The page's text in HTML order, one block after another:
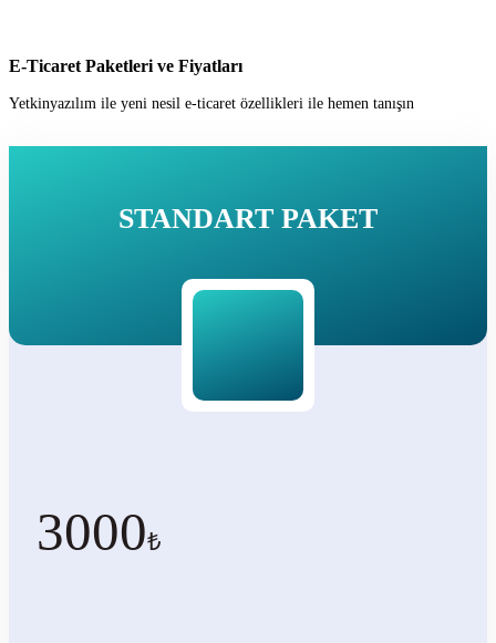
E-Ticaret Paketleri ve Fiyatları
Yetkinyazılım ile yeni nesil e-ticaret özellikleri ile hemen tanışın
STANDART PAKET
3000₺